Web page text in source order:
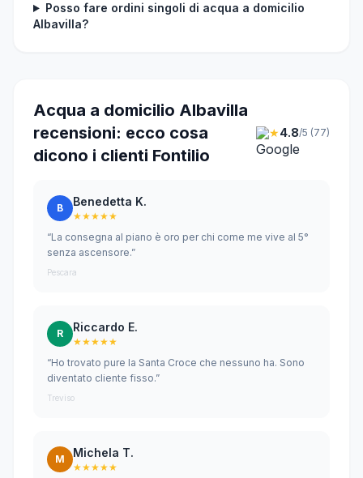
Posso fare ordini singoli di acqua a domicilio
Albavilla?
Acqua a domicilio Albavilla
recensioni: ecco cosa
dicono i clienti Fontilio
★4.8/5 (77)
B Benedetta K.
★★★★★
“La consegna al piano è oro per chi come me vive al 5°
senza ascensore.”
Pescara
R Riccardo E.
★★★★★
“Ho trovato pure la Santa Croce che nessuno ha. Sono
diventato cliente fisso.”
Treviso
M Michela T.
★★★★★